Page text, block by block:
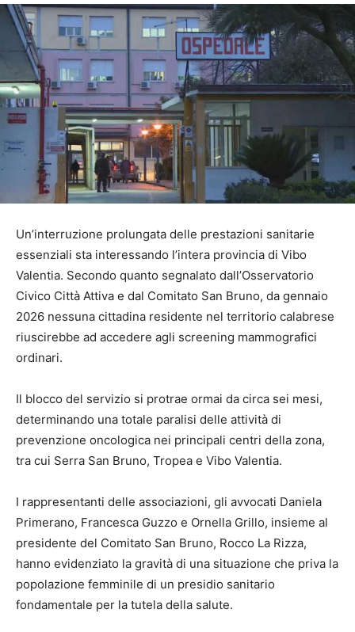
Un’interruzione prolungata delle prestazioni sanitarie
essenziali sta interessando l’intera provincia di Vibo
Valentia. Secondo quanto segnalato dall’Osservatorio
Civico Città Attiva e dal Comitato San Bruno, da gennaio
2026 nessuna cittadina residente nel territorio calabrese
riuscirebbe ad accedere agli screening mammografici
ordinari.
Il blocco del servizio si protrae ormai da circa sei mesi,
determinando una totale paralisi delle attività di
prevenzione oncologica nei principali centri della zona,
tra cui Serra San Bruno, Tropea e Vibo Valentia.
I rappresentanti delle associazioni, gli avvocati Daniela
Primerano, Francesca Guzzo e Ornella Grillo, insieme al
presidente del Comitato San Bruno, Rocco La Rizza,
hanno evidenziato la gravità di una situazione che priva la
popolazione femminile di un presidio sanitario
fondamentale per la tutela della salute.